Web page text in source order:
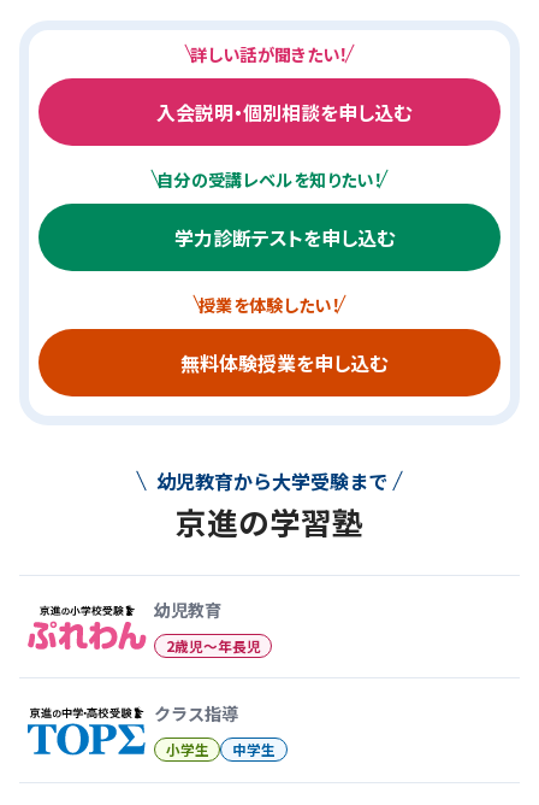
詳しい話が聞きたい！
入会説明・個別相談を申し込む
自分の受講レベルを知りたい！
学力診断テストを申し込む
授業を体験したい！
無料体験授業を申し込む
幼児教育から大学受験まで
京進の学習塾
幼児教育
2歳児〜年長児
クラス指導
小学生 中学生